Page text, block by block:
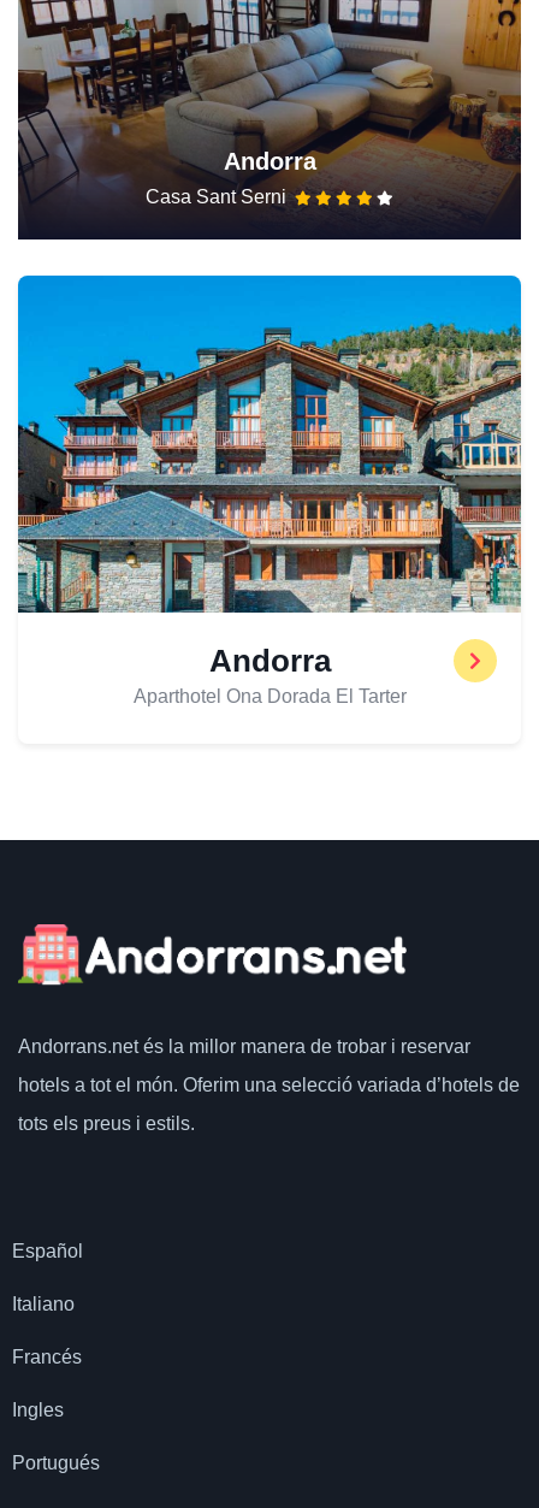
Andorra
Casa Sant Serni
Andorra
Aparthotel Ona Dorada El Tarter
Andorrans.netés la millor manera de trobar i reservar
hotels a tot el món. Oferim una selecció variada d’hotels de
tots els preus i estils.
Español
Italiano
Francés
Ingles
Portugués